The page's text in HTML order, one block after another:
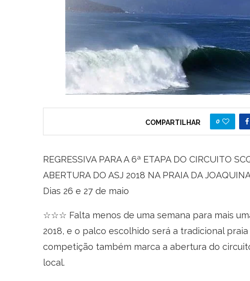
COMPARTILHAR 0
REGRESSIVA PARA A 6ª ETAPA DO CIRCUITO
ABERTURA DO ASJ 2018 NA PRAIA DA JOAQUINA
Dias 26 e 27 de maio
☆☆☆ Falta menos de uma semana para mais
2018, e o palco escolhido será a tradicional praia
competição também marca a abertura do
local.